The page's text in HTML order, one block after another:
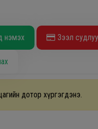
нэмэх Зээл
дотор хүргэгдэнэ.